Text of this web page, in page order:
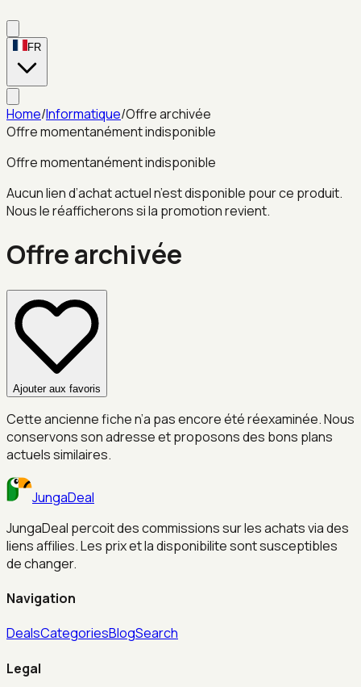
FR
Home/Informatique/Offre archivée
Offre momentanément indisponible
Offre momentanément indisponible
Aucun lien d’achat actuel n’est disponible pour ce produit.
Nous le réafficherons si la promotion revient.
Offre archivée
Ajouter aux favoris
Cette ancienne fiche n’a pas encore été réexaminée. Nous
conservons son adresse et proposons des bons plans
actuels similaires.
JungaDeal
JungaDeal percoit des commissions sur les achats via des
liens affilies. Les prix et la disponibilite sont susceptibles
de changer.
Navigation
DealsCategoriesBlogSearch
Legal